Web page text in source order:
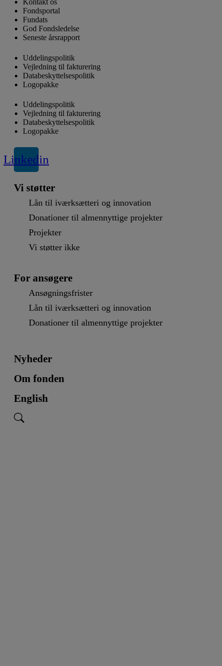
Kontakt os
Fondsportal
Fundats
God Fondsledelse
Seneste årsrapport
Uddelingspolitik
Vejledning til fakturering
Databeskyttelsespolitik
Logopakke
Uddelingspolitik
Vejledning til fakturering
Databeskyttelsespolitik
Logopakke
Linkedin
Vi støtter
Lån til iværksætteri og innovation
Donationer til almennyttige projekter
Projekter
Vi støtter ikke
For ansøgere
Ansøgningsfrister
Lån til iværksætteri og innovation
Donationer til almennyttige projekter
Nyheder
Om fonden
English